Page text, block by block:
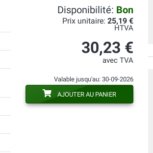
Disponibilité: Bon
Prix unitaire: 25,19 €
HTVA
30,23 €
avec TVA
Valable jusqu'au: 30-09-2026
AJOUTER AU PANIER